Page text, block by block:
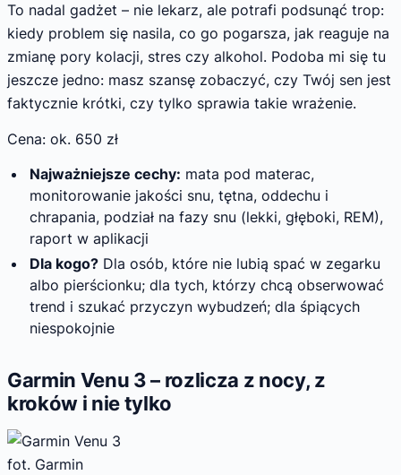
To nadal gadżet – nie lekarz, ale potrafi podsunąć trop:
kiedy problem się nasila, co go pogarsza, jak reaguje na
zmianę pory kolacji, stres czy alkohol. Podoba mi się tu
jeszcze jedno: masz szansę zobaczyć, czy Twój sen jest
faktycznie krótki, czy tylko sprawia takie wrażenie.
Cena: ok. 650 zł
Najważniejsze cechy: mata pod materac,
monitorowanie jakości snu, tętna, oddechu i
chrapania, podział na fazy snu (lekki, głęboki, REM),
raport w aplikacji
Dla kogo?Dla osób, które nie lubią spać w zegarku
albo pierścionku; dla tych, którzy chcą obserwować
trend i szukać przyczyn wybudzeń; dla śpiących
niespokojnie
Garmin Venu 3 – rozlicza z nocy, z
kroków i nie tylko
fot. Garmin